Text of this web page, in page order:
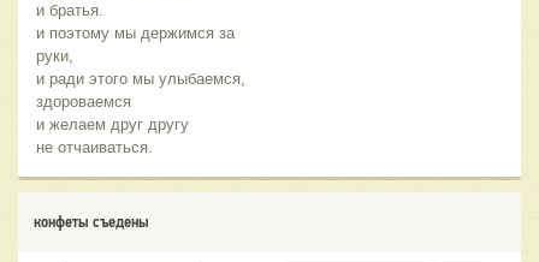
и братья.
и поэтому мы держимся за
руки,
и ради этого мы улыбаемся,
здороваемся
и желаем друг другу
не отчаиваться.
конфеты съедены